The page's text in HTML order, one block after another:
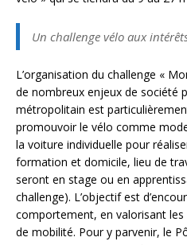
Un challenge vélo aux
L’organisation du challenge «
de nombreux enjeux de société
métropolitain est
promouvoir le vélo comme
la voiture individuelle pour
formation et domicile, lieu de
seront en stage ou en
challenge). L’objectif est
comportement, en valorisant
de mobilité. Pour y parvenir, le